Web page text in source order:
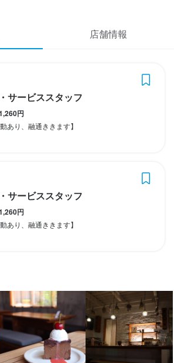
ォーム
店舗情報
サービススタッフ
円
あり、融通ききます】
サービススタッフ
円
あり、融通ききます】
研修制度あり
5分以内)
ル業務全般をお任せします。
して、売上・コストの数値管理、シフト
指導・育成などの業務もお任せします。
研修制度あり
5分以内)
ル業務全般をお任せします。
して、売上・コストの数値管理、シフト
指導・育成などの業務もお任せします。